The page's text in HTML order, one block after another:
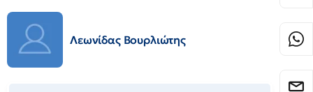
Λεωνίδας Βουρλιώτης